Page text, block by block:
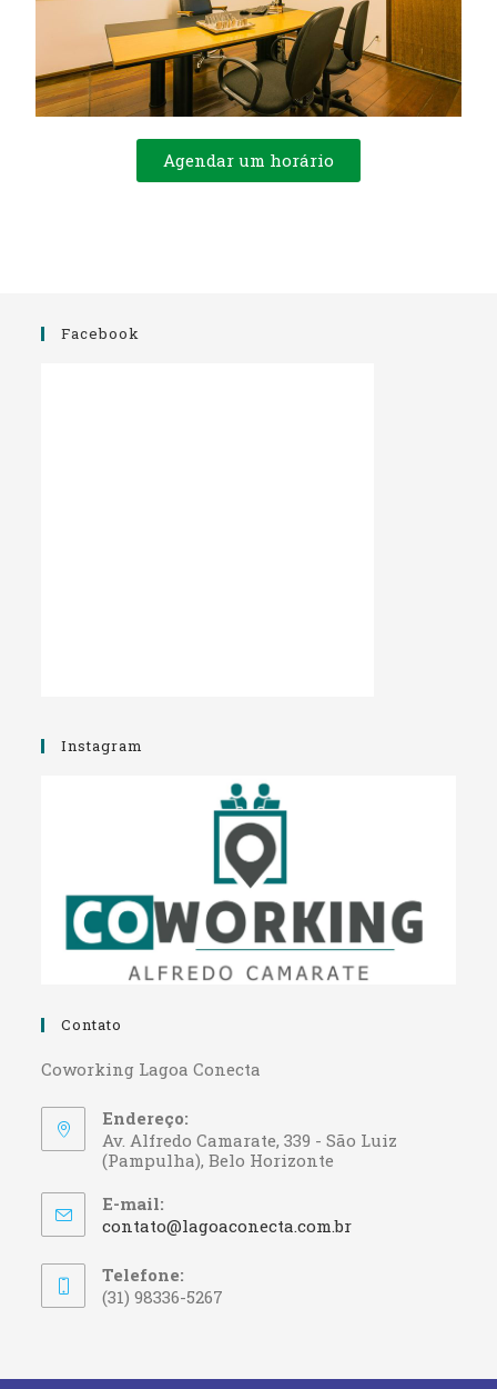
Agendar um horário
Facebook
Instagram
Contato
Coworking Lagoa Conecta
Endereço:
Av. Alfredo Camarate, 339 - São Luiz
(Pampulha), Belo Horizonte
E-mail:
contato@lagoaconecta.com.br
Telefone:
(31) 98336-5267